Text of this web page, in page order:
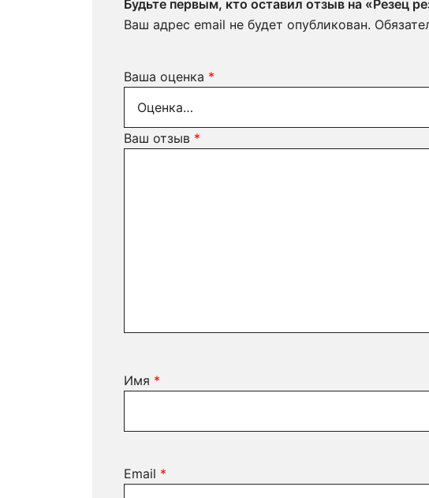
Будьте первым, кто оставил отзыв на «Резец
Ваш адрес email не будет опубликован.
Ваша оценка *
Ваш отзыв *
Имя *
Email *